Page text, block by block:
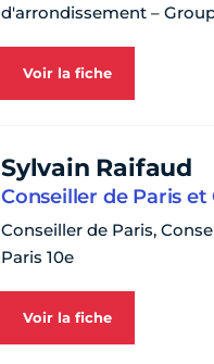
d'arrondissement –
Voir la fiche
Sylvain Raifaud
Conseiller de Paris
Conseiller de Paris,
Paris 10e
Voir la fiche